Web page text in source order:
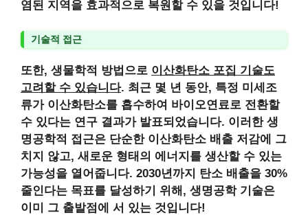
염된 지역을 효과적으로 복원할 수 있을 것입니다!
기술적 접근
또한, 생물학적 방법으로 이산화탄소 포집 기술도
고려할 수 있습니다. 최근 몇 년 동안, 특정 미세조
류가 이산화탄소를 흡수하여 바이오연료로 전환할
수 있다는 연구 결과가 발표되었습니다. 이러한 생
명공학적 접근은 단순한 이산화탄소 배출 저감에 그
치지 않고, 새로운 형태의 에너지를 생산할 수 있는
가능성을 열어줍니다. 2030년까지 탄소 배출을 30%
줄인다는 목표를 달성하기 위해, 생명공학 기술은
이미 그 출발점에 서 있는 것입니다!